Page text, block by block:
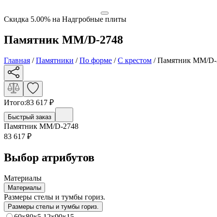
Скидка 5.00% на Надгробные плиты
Памятник ММ/D-2748
Главная /Памятники /По форме /С крестом /Памятник ММ/D-
Итого:83 617 ₽
Быстрый заказ
Памятник ММ/D-2748
83 617 ₽
Выбор атрибутов
Материалы
Материалы
Размеры стелы и тумбы гориз.
Размеры стелы и тумбы гориз.